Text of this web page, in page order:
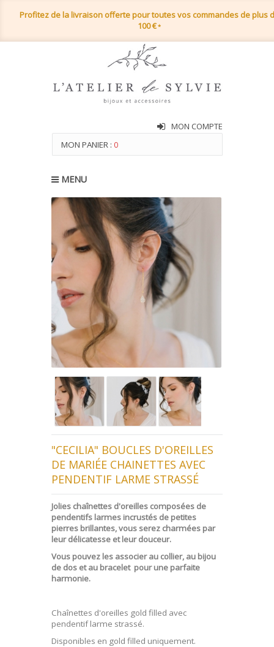
Profitez de la livraison offerte pour toutes vos commandes de plus
100 €*
MON COMPTE
MON PANIER : 0
MENU
"CECILIA" BOUCLES D'OREILLES
DE MARIÉE CHAINETTES AVEC
PENDENTIF LARME STRASSÉ
Jolies chaînettes d'oreilles composées de
pendentifs larmes incrustés de petites
pierres brillantes, vous serez charmées par
leur délicatesse et leur douceur.
Vous pouvez les associer au collier, au bijou
de dos et au bracelet pour une parfaite
harmonie.
Chaînettes d'oreilles gold filled avec
pendentif larme strassé.
Disponibles en gold filled uniquement.